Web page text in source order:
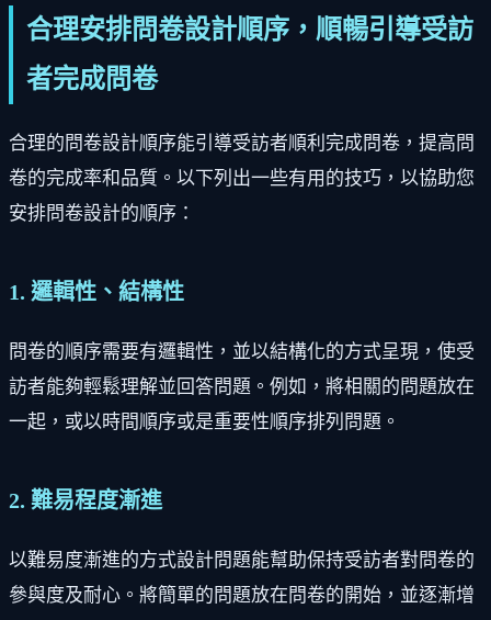
合理安排問卷設計順序，順暢引導受訪
者完成問卷
合理的問卷設計順序能引導受訪者順利完成問卷，提高問
卷的完成率和品質。以下列出一些有用的技巧，以協助您
安排問卷設計的順序：
1. 邏輯性、結構性
問卷的順序需要有邏輯性，並以結構化的方式呈現，使受
訪者能夠輕鬆理解並回答問題。例如，將相關的問題放在
一起，或以時間順序或是重要性順序排列問題。
2. 難易程度漸進
以難易度漸進的方式設計問題能幫助保持受訪者對問卷的
參與度及耐心。將簡單的問題放在問卷的開始，並逐漸增